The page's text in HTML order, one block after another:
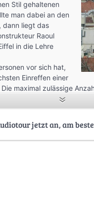
Stil gehaltenen
man dabei an den
dann liegt das
Raoul
in die Lehre
vor sich hat,
Einreffen einer
maximal zulässige
gebürsteten
oben öffnen, dann
zwei weitere Etagen zu
über Lissabon zu
jetzt an, am